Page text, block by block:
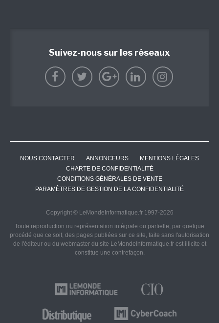
Suivez-nous sur les réseaux
NOUS CONTACTER ANNONCEURS
MENTIONS LÉGALES
CHARTE DE CONFIDENTIALITÉ
CONDITIONS GÉNÉRALES DE VENTE
PARAMÈTRES DE GESTION DE LA CONFIDENTIALITÉ
Copyright © LeMondeInformatique.fr 1997-2026
Toute reproduction ou représentation intégrale ou partielle, par quelque
procédé que ce soit, des pages publiées sur ce site, faite sans l'autorisation
de l'éditeur ou du webmaster du site LeMondeInformatique.fr est illicite et
constitue une contrefaçon.